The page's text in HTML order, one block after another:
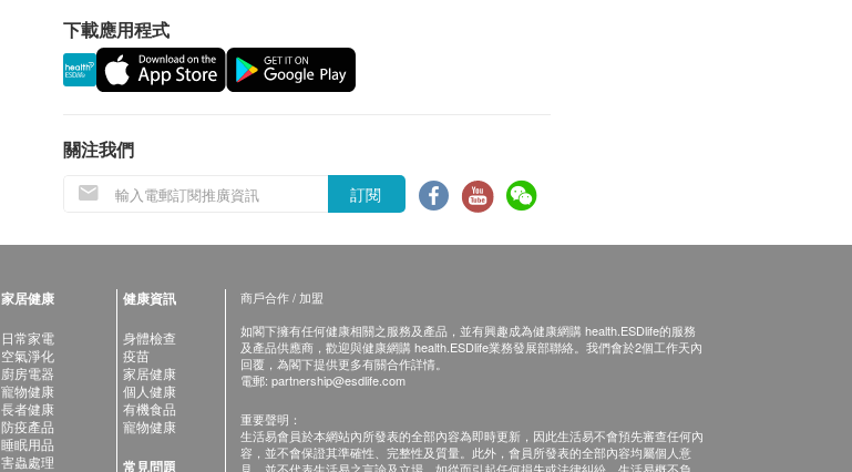
下載應用程式
關注我們
訂閱
家居健康
日常家電
空氣淨化
廚房電器
寵物健康
長者健康
防疫產品
睡眠用品
害蟲處理
健康資訊
身體檢查
疫苗
家居健康
個人健康
有機食品
寵物健康
常見問題
商戶合作 / 加盟
如閣下擁有任何健康相關之服務及產品，並有興趣成為健康網購 health.ESDlife的服務
及產品供應商，歡迎與健康網購 health.ESDlife業務發展部聯絡。我們會於2個工作天內
回覆，為閣下提供更多有關合作詳情。
電郵: partnership@esdlife.com
重要聲明：
生活易會員於本網站內所發表的全部內容為即時更新，因此生活易不會預先審查任何內
容，並不會保證其準確性、完整性及質量。此外，會員所發表的全部內容均屬個人意